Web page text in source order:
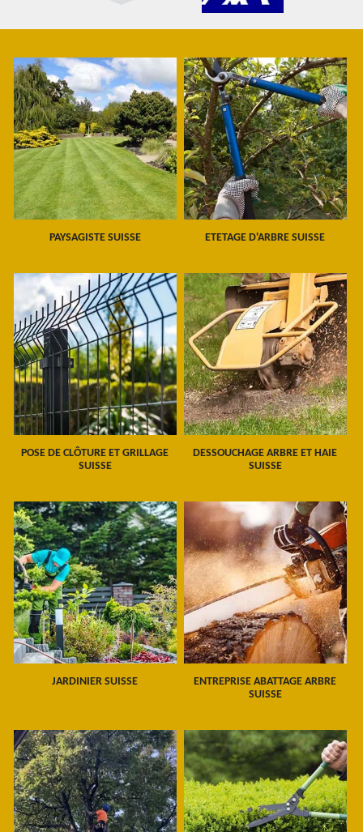
PAYSAGISTE SUISSE ETETAGE D'ARBRE SUISSE
POSE DE CLÔTURE ET GRILLAGE
SUISSE
DESSOUCHAGE ARBRE ET HAIE
SUISSE
JARDINIER SUISSE
ENTREPRISE ABATTAGE ARBRE
SUISSE